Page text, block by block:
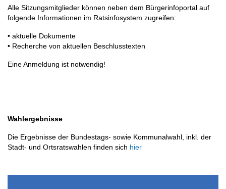
Alle Sitzungsmitglieder können neben dem Bürgerinfoportal auf
folgende Informationen im Ratsinfosystem zugreifen:
• aktuelle Dokumente
• Recherche von aktuellen Beschlusstexten
Eine Anmeldung ist notwendig!
Wahlergebnisse
Die Ergebnisse der Bundestags- sowie Kommunalwahl, inkl. der
Stadt- und Ortsratswahlen finden sich hier